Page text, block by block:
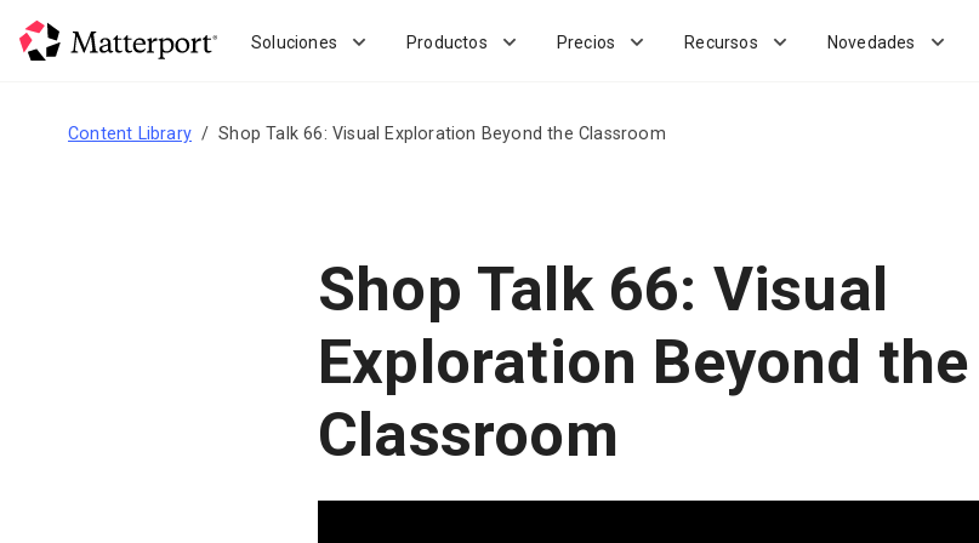
Soluciones Productos Precios Recursos Novedades
Content Library Shop Talk 66: Visual Exploration Beyond the Classroom
Shop Talk 66: Visual
Exploration Beyond the
Classroom